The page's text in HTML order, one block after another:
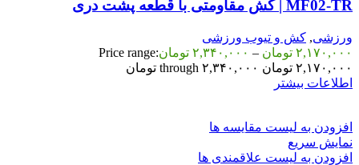
MF02‑TR | کش مقاومتی با قطعه پشت دری
ورزشی, کش و تیوب ورزشی
۲,۱۷۰,۰۰۰ تومان – ۲,۳۴۰,۰۰۰ تومانPrice range:
۲,۱۷۰,۰۰۰ تومان through ۲,۳۴۰,۰۰۰ تومان
اطلاعات بیشتر
افزودن به لیست مقایسه ها
نمایش سریع
افزودن به لیست علاقمندی ها